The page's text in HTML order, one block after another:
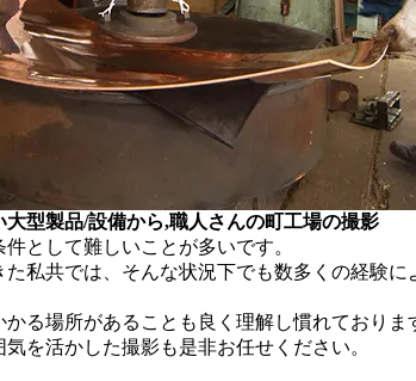
型製品/設備から,職人さんの町工場の撮影
として難しいことが多いです。
私共では、そんな状況下でも数多くの経験
る場所があることも良く理解し慣れておりま
を活かした撮影も是非お任せください。